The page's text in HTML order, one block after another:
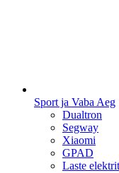
Sport ja Vaba Aeg
Dualtron
Segway
Xiaomi
GPAD
Laste